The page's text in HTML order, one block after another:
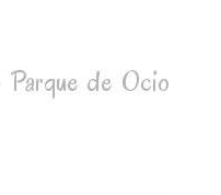
Parque de Ocio